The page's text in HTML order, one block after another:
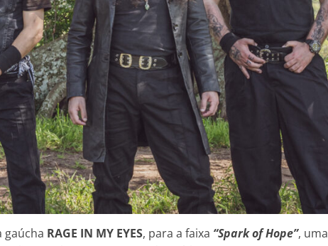
gaúcha RAGE IN MY EYES, para a faixa “Spark of Hope”, uma